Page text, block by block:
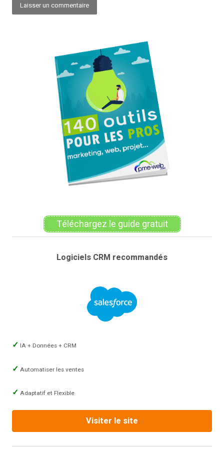
Téléchargez le guide gratuit
Logiciels CRM recommandés
IA + Données + CRM
Automatiser les ventes
Adaptatif et Flexible
Visiter le site